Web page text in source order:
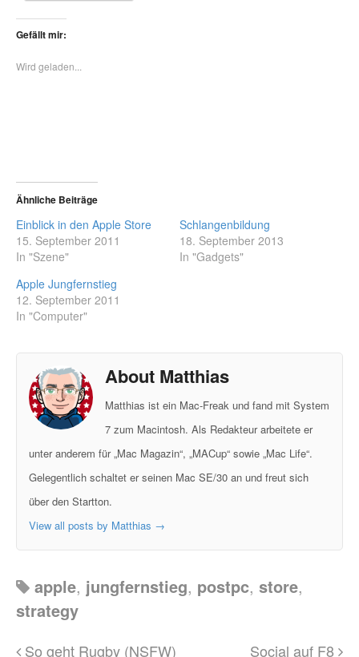
Gefällt mir:
Wird geladen...
Ähnliche Beiträge
Einblick in den Apple Store
15. September 2011
In "Szene"
Schlangenbildung
18. September 2013
In "Gadgets"
Apple Jungfernstieg
12. September 2011
In "Computer"
About Matthias
Matthias ist ein Mac-Freak und fand mit System
7 zum Macintosh. Als Redakteur arbeitete er
unter anderem für „Mac Magazin“, „MACup“ sowie „Mac Life“.
Gelegentlich schaltet er seinen Mac SE/30 an und freut sich
über den Startton.
View all posts by Matthias →
apple, jungfernstieg, postpc, store,
strategy
So geht Rugby (NSFW) Social auf F8